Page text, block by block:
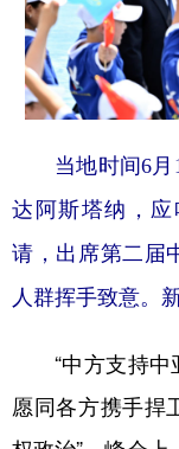
当地时间6月
达阿斯塔纳，
请，出席第二届
人群挥手致意。
“中方支持中亚
愿同各方携手捍